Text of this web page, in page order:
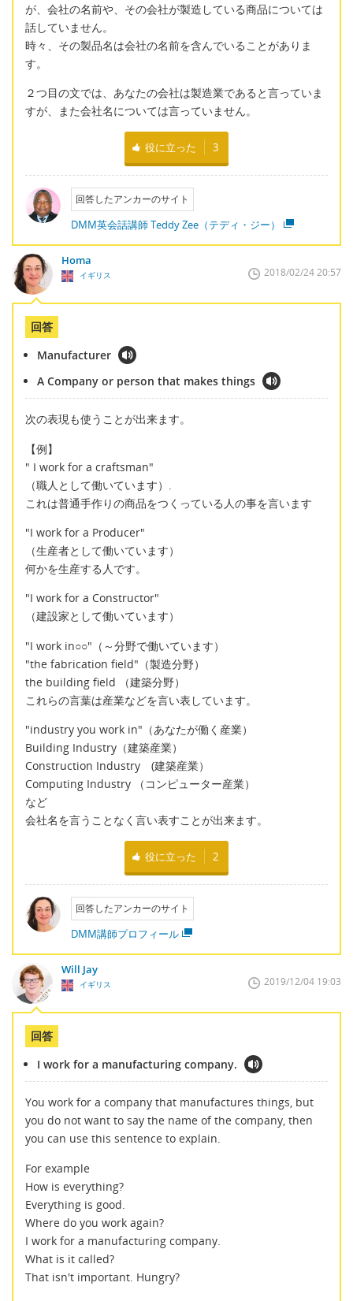
が、会社の名前や、その会社が製造している商品については
話していません。
時々、その製品名は会社の名前を含んでいることがありま
す。
２つ目の文では、あなたの会社は製造業であると言っていま
すが、また会社名については言っていません。
役に立った 3
回答したアンカーのサイト
DMM英会話講師 Teddy Zee（テディ・ジー）
Homa
イギリス 2018/02/24 20:57
回答
Manufacturer
A Company or person that makes things
次の表現も使うことが出来ます。
【例】
" I work for a craftsman"
（職人として働いています）.
これは普通手作りの商品をつくっている人の事を言います
"I work for a Producer"
（生産者として働いています）
何かを生産する人です。
"I work for a Constructor"
（建設家として働いています）
"I work in○○"（～分野で働いています）
"the fabrication field"（製造分野）
the building field （建築分野）
これらの言葉は産業などを言い表しています。
"industry you work in"（あなたが働く産業）
Building Industry（建築産業）
Construction Industry (建築産業）
Computing Industry （コンピューター産業）
など
会社名を言うことなく言い表すことが出来ます。
役に立った 2
回答したアンカーのサイト
DMM講師プロフィール
Will Jay
イギリス 2019/12/04 19:03
回答
I work for a manufacturing company.
You work for a company that manufactures things, but
you do not want to say the name of the company, then
you can use this sentence to explain.
For example
How is everything?
Everything is good.
Where do you work again?
I work for a manufacturing company.
What is it called?
That isn't important. Hungry?